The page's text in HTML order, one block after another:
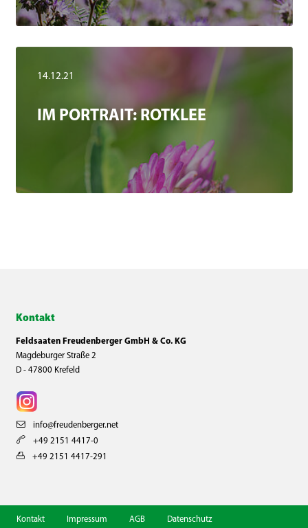
14.12.21
IM PORTRAIT: ROTKLEE
Kontakt
Feldsaaten Freudenberger GmbH & Co. KG
Magdeburger Straße 2
D - 47800 Krefeld
info@freudenberger.net
+49 2151 4417-0
+49 2151 4417-291
Kontakt Impressum AGB Datenschutz